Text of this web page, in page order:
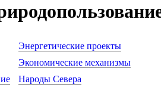
Энергетические проекты
Экономические механизмы
Народы Севера